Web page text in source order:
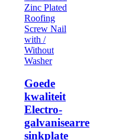
Goede
kwaliteit
Electro-
galvanisearre
sinkplate